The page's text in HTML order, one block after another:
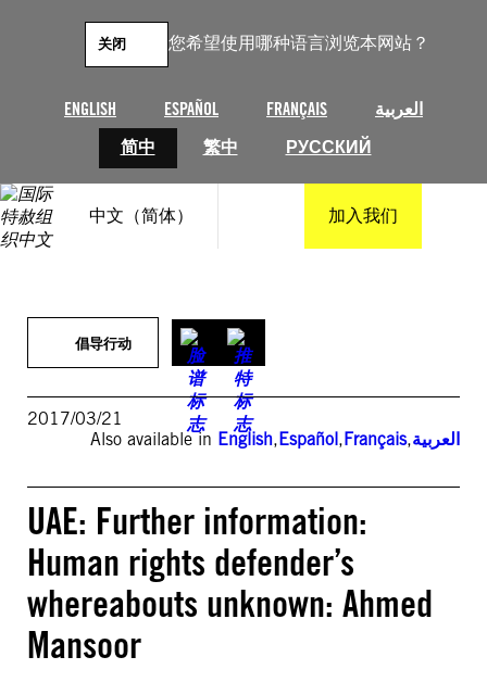
您希望使用哪种语言浏览本网站？
ENGLISH ESPAÑOL FRANÇAIS
العربية
简中
繁中 РУССКИЙ
关闭
中文（简体） 加入我们
倡导行动
2017/03/21
Also available in English,Español,Français,العربية
UAE: Further information:
Human rights defender’s
whereabouts unknown: Ahmed
Mansoor